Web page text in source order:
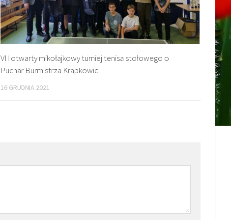
VII otwarty mikołajkowy turniej tenisa stołowego o
Puchar Burmistrza Krapkowic
16 GRUDNIA 2021